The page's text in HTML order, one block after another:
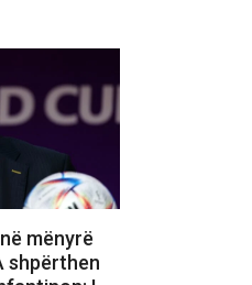
mënyrë
shpërthen